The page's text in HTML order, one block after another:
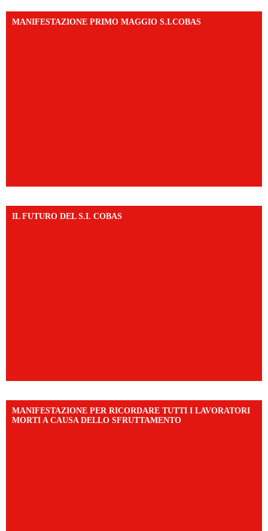
MANIFESTAZIONE PRIMO MAGGIO S.I.COBAS
IL FUTURO DEL S.I. COBAS
MANIFESTAZIONE PER RICORDARE TUTTI I LAVORATORI
MORTI A CAUSA DELLO SFRUTTAMENTO